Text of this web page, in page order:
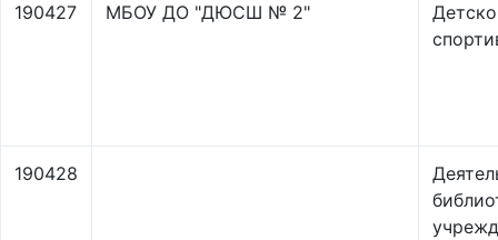
190427 МБОУ ДО "ДЮСШ № 2"
190428